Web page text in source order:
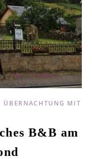
ÜBERNACHTUNG MIT
B&B am